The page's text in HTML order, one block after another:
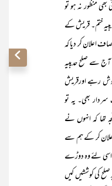
منظور نہ ہو تو
ختم۔ قریش کے
اعلان کر دیا کہ
سے صلح حدیبیہ
رہے اورقریش
بھی۔ یہ تو
تھا کہ انہوں نے
اعلان کر کے ہم سے
لئے وہ دوڑے
صلح کی کوششیں کیں